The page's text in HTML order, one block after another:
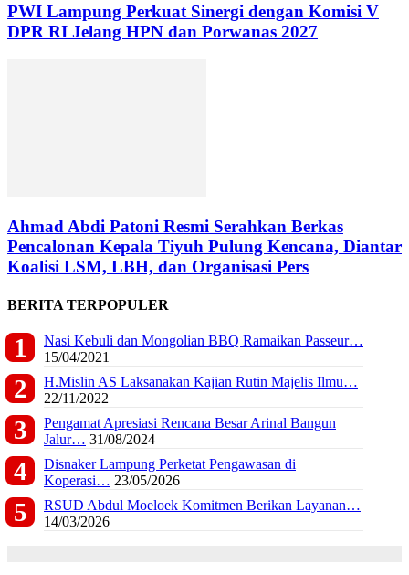
PWI Lampung Perkuat Sinergi dengan Komisi V
DPR RI Jelang HPN dan Porwanas 2027
Ahmad Abdi Patoni Resmi Serahkan Berkas
Pencalonan Kepala Tiyuh Pulung Kencana, Diantar
Koalisi LSM, LBH, dan Organisasi Pers
BERITA TERPOPULER
Nasi Kebuli dan Mongolian BBQ Ramaikan Passeur…
15/04/2021
H.Mislin AS Laksanakan Kajian Rutin Majelis Ilmu…
22/11/2022
Pengamat Apresiasi Rencana Besar Arinal Bangun
Jalur… 31/08/2024
Disnaker Lampung Perketat Pengawasan di
Koperasi… 23/05/2026
RSUD Abdul Moeloek Komitmen Berikan Layanan…
14/03/2026